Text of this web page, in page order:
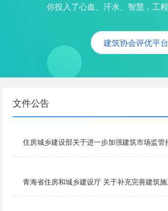
你投入了心血、汗水、智慧，工
建筑协会评优平
文件公告
住房城乡建设部关于进一步加强建筑市场监
青海省住房和城乡建设厅 关于补充完善建筑